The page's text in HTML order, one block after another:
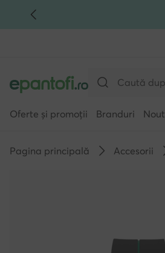
TRECI LA CONȚINUTUL
Oferte și promoții Branduri
Pagina principală Accesorii